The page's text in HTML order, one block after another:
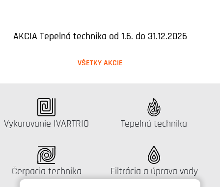
AKCIA Tepelná technika od 1.6. do 31.12.2026
VŠETKY AKCIE
Katalógus:
Vykurovanie IVARTRIO Katalógus:
Tepelná technika
Katalógus:
Čerpacia technika Katalógus:
Filtrácia a úprava vody